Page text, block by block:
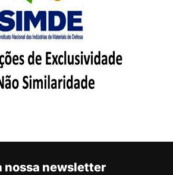
nossa newsletter